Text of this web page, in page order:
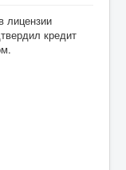
лицензии
кредит